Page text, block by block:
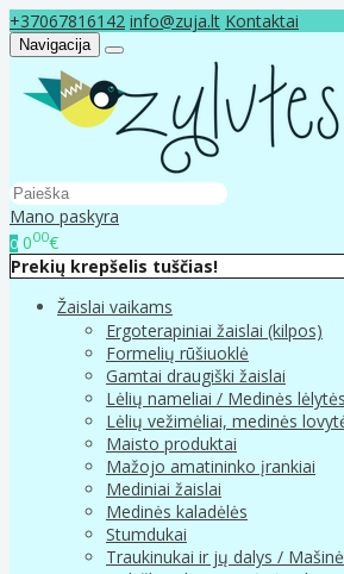
+37067816142 info@zuja.lt Kontaktai
Navigacija
Mano paskyra
0 000€
Prekių krepšelis tuščias!
Žaislai vaikams
Ergoterapiniai žaislai (kilpos)
Formelių rūšiuoklė
Gamtai draugiški žaislai
Lėlių nameliai / Medinės lėlytės
Lėlių vežimėliai, medinės
Maisto produktai
Mažojo amatininko įrankiai
Mediniai žaislai
Medinės kaladėlės
Stumdukai
Traukinukai ir jų dalys /